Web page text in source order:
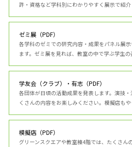
許・資格など学科別にわかりやすく展示で紹介
ゼミ展（PDF）
各学科のゼミでの研究内容・成果をパネル展
ます。ゼミ展を見れば、教室の中で学ぶ学生の
学友会（クラブ）・有志（PDF）
各団体が日頃の活動成果を発表します。演技
くさんの内容をお楽しみください。模擬店もや
模擬店（PDF）
グリーンスクエアや教室棟4階では、たくさん